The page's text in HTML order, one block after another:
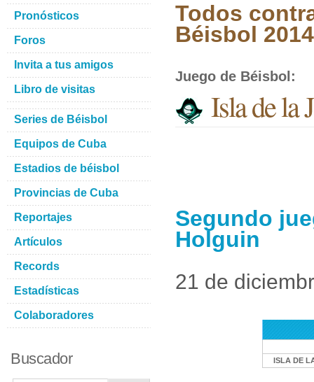
Todos
Béisbol
Juego de Béisbol :
Isla de la
Segundo
Holguin
21 de
ISLA DE
Pronósticos
Foros
Invita a tus amigos
Libro de visitas
Series de Béisbol
Equipos de Cuba
Estadios de béisbol
Provincias de Cuba
Reportajes
Artículos
Records
Estadísticas
Colaboradores
Buscador